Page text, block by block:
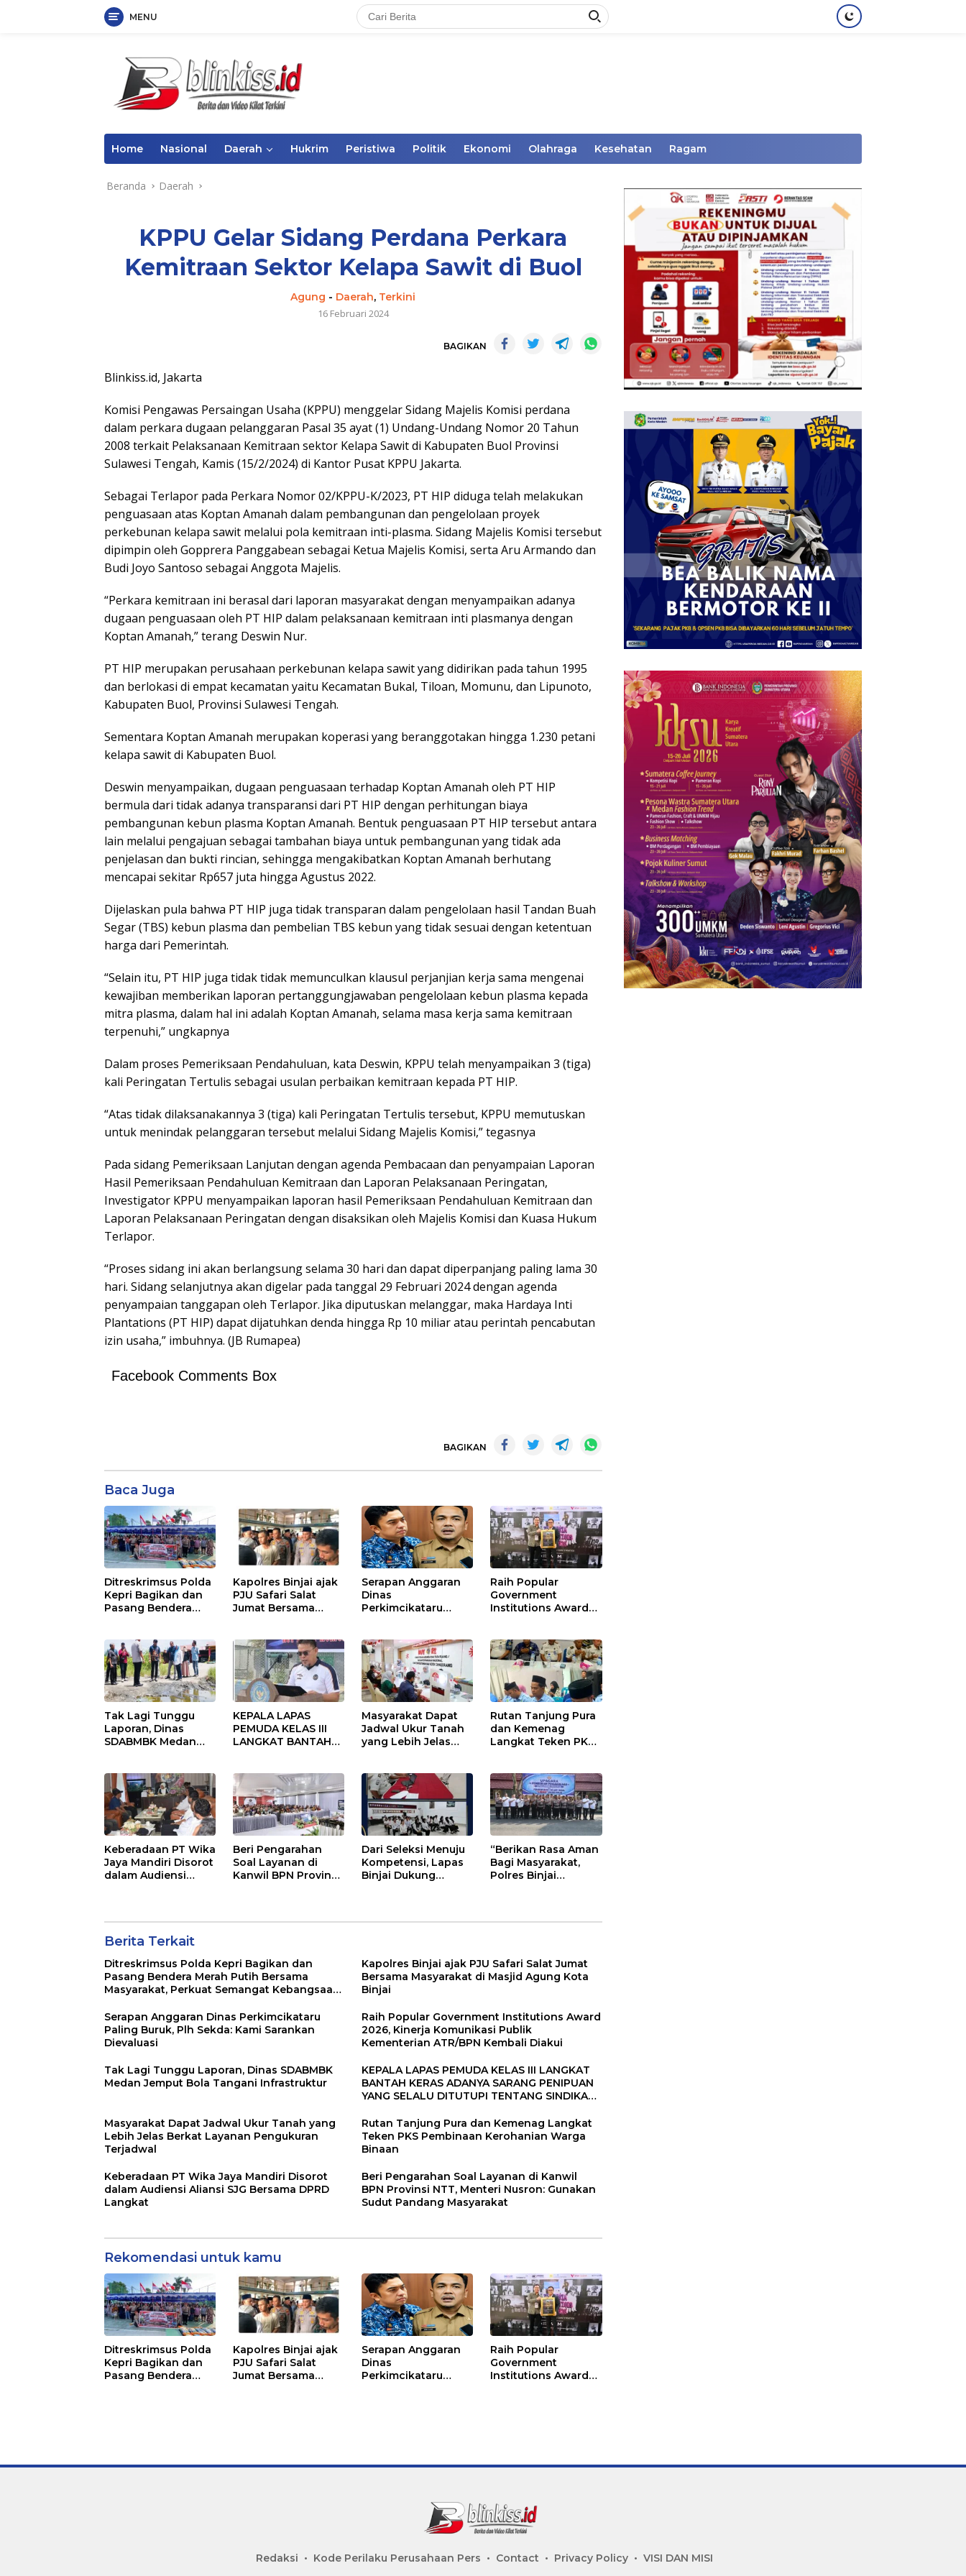
MENU
Home Nasional Daerah Hukrim Peristiwa Politik Ekonomi Olahraga Kesehatan Ragam
Beranda Daerah
KPPU Gelar Sidang Perdana Perkara
Kemitraan Sektor Kelapa Sawit di Buol
Agung - Daerah, Terkini
16 Februari 2024
BAGIKAN
Blinkiss.id, Jakarta
Komisi Pengawas Persaingan Usaha (KPPU) menggelar Sidang Majelis Komisi perdana
dalam perkara dugaan pelanggaran Pasal 35 ayat (1) Undang-Undang Nomor 20 Tahun
2008 terkait Pelaksanaan Kemitraan sektor Kelapa Sawit di Kabupaten Buol Provinsi
Sulawesi Tengah, Kamis (15/2/2024) di Kantor Pusat KPPU Jakarta.
Sebagai Terlapor pada Perkara Nomor 02/KPPU-K/2023, PT HIP diduga telah melakukan
penguasaan atas Koptan Amanah dalam pembangunan dan pengelolaan proyek
perkebunan kelapa sawit melalui pola kemitraan inti-plasma. Sidang Majelis Komisi tersebut
dipimpin oleh Gopprera Panggabean sebagai Ketua Majelis Komisi, serta Aru Armando dan
Budi Joyo Santoso sebagai Anggota Majelis.
“Perkara kemitraan ini berasal dari laporan masyarakat dengan menyampaikan adanya
dugaan penguasaan oleh PT HIP dalam pelaksanaan kemitraan inti plasmanya dengan
Koptan Amanah,” terang Deswin Nur.
PT HIP merupakan perusahaan perkebunan kelapa sawit yang didirikan pada tahun 1995
dan berlokasi di empat kecamatan yaitu Kecamatan Bukal, Tiloan, Momunu, dan Lipunoto,
Kabupaten Buol, Provinsi Sulawesi Tengah.
Sementara Koptan Amanah merupakan koperasi yang beranggotakan hingga 1.230 petani
kelapa sawit di Kabupaten Buol.
Deswin menyampaikan, dugaan penguasaan terhadap Koptan Amanah oleh PT HIP
bermula dari tidak adanya transparansi dari PT HIP dengan perhitungan biaya
pembangunan kebun plasma Koptan Amanah. Bentuk penguasaan PT HIP tersebut antara
lain melalui pengajuan sebagai tambahan biaya untuk pembangunan yang tidak ada
penjelasan dan bukti rincian, sehingga mengakibatkan Koptan Amanah berhutang
mencapai sekitar Rp657 juta hingga Agustus 2022.
Dijelaskan pula bahwa PT HIP juga tidak transparan dalam pengelolaan hasil Tandan Buah
Segar (TBS) kebun plasma dan pembelian TBS kebun yang tidak sesuai dengan ketentuan
harga dari Pemerintah.
“Selain itu, PT HIP juga tidak tidak memunculkan klausul perjanjian kerja sama mengenai
kewajiban memberikan laporan pertanggungjawaban pengelolaan kebun plasma kepada
mitra plasma, dalam hal ini adalah Koptan Amanah, selama masa kerja sama kemitraan
terpenuhi,” ungkapnya
Dalam proses Pemeriksaan Pendahuluan, kata Deswin, KPPU telah menyampaikan 3 (tiga)
kali Peringatan Tertulis sebagai usulan perbaikan kemitraan kepada PT HIP.
“Atas tidak dilaksanakannya 3 (tiga) kali Peringatan Tertulis tersebut, KPPU memutuskan
untuk menindak pelanggaran tersebut melalui Sidang Majelis Komisi,” tegasnya
Pada sidang Pemeriksaan Lanjutan dengan agenda Pembacaan dan penyampaian Laporan
Hasil Pemeriksaan Pendahuluan Kemitraan dan Laporan Pelaksanaan Peringatan,
Investigator KPPU menyampaikan laporan hasil Pemeriksaan Pendahuluan Kemitraan dan
Laporan Pelaksanaan Peringatan dengan disaksikan oleh Majelis Komisi dan Kuasa Hukum
Terlapor.
“Proses sidang ini akan berlangsung selama 30 hari dan dapat diperpanjang paling lama 30
hari. Sidang selanjutnya akan digelar pada tanggal 29 Februari 2024 dengan agenda
penyampaian tanggapan oleh Terlapor. Jika diputuskan melanggar, maka Hardaya Inti
Plantations (PT HIP) dapat dijatuhkan denda hingga Rp 10 miliar atau perintah pencabutan
izin usaha,” imbuhnya. (JB Rumapea)
Facebook Comments Box
BAGIKAN
Baca Juga
Ditreskrimsus Polda
Kepri Bagikan dan
Pasang Bendera
Masyarakat, Perkuat
Semangat
Kebangsaan.
Kapolres Binjai ajak
PJU Safari Salat
Jumat Bersama
Serapan Anggaran
Dinas
Perkimcikataru
Sarankan Dievaluasi
Raih Popular
Government
Institutions Award
Kementerian
ATR/BPN Kembali
Diakui
Tak Lagi Tunggu
Laporan, Dinas
SDABMBK Medan
Infrastruktur
KEPALA LAPAS
PEMUDA KELAS III
LANGKAT BANTAH
YANG SELALU
DITUTUPI TENTANG
SINDIKAT PENIPU
PENJUALAN EMAS
Masyarakat Dapat
Jadwal Ukur Tanah
yang Lebih Jelas
Terjadwal
Rutan Tanjung Pura
dan Kemenag
Langkat Teken PKS
Binaan
Keberadaan PT Wika
Jaya Mandiri Disorot
dalam Audiensi
Beri Pengarahan
Soal Layanan di
Kanwil BPN Provinsi
Masyarakat
Dari Seleksi Menuju
Kompetensi, Lapas
Binjai Dukung
“Berikan Rasa Aman
Bagi Masyarakat,
Polres Binjai
Berita Terkait
Ditreskrimsus Polda Kepri Bagikan dan
Pasang Bendera Merah Putih Bersama
Masyarakat, Perkuat Semangat Kebangsaan.
Kapolres Binjai ajak PJU Safari Salat Jumat
Bersama Masyarakat di Masjid Agung Kota
Binjai
Serapan Anggaran Dinas Perkimcikataru
Paling Buruk, Plh Sekda: Kami Sarankan
Dievaluasi
Raih Popular Government Institutions Award
2026, Kinerja Komunikasi Publik
Kementerian ATR/BPN Kembali Diakui
Tak Lagi Tunggu Laporan, Dinas SDABMBK
Medan Jemput Bola Tangani Infrastruktur
KEPALA LAPAS PEMUDA KELAS III LANGKAT
BANTAH KERAS ADANYA SARANG PENIPUAN
YANG SELALU DITUTUPI TENTANG SINDIKAT
Masyarakat Dapat Jadwal Ukur Tanah yang
Lebih Jelas Berkat Layanan Pengukuran
Terjadwal
Rutan Tanjung Pura dan Kemenag Langkat
Teken PKS Pembinaan Kerohanian Warga
Binaan
Keberadaan PT Wika Jaya Mandiri Disorot
dalam Audiensi Aliansi SJG Bersama DPRD
Langkat
Beri Pengarahan Soal Layanan di Kanwil
BPN Provinsi NTT, Menteri Nusron: Gunakan
Sudut Pandang Masyarakat
Rekomendasi untuk kamu
Ditreskrimsus Polda
Kepri Bagikan dan
Pasang Bendera
Kapolres Binjai ajak
PJU Safari Salat
Jumat Bersama
Serapan Anggaran
Dinas
Perkimcikataru
Raih Popular
Government
Institutions Award
Redaksi Kode Perilaku Perusahaan Pers Contact Privacy Policy VISI DAN MISI